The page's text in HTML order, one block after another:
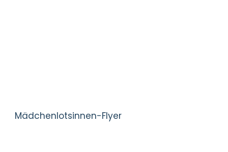
Mädchenlotsinnen-Flyer